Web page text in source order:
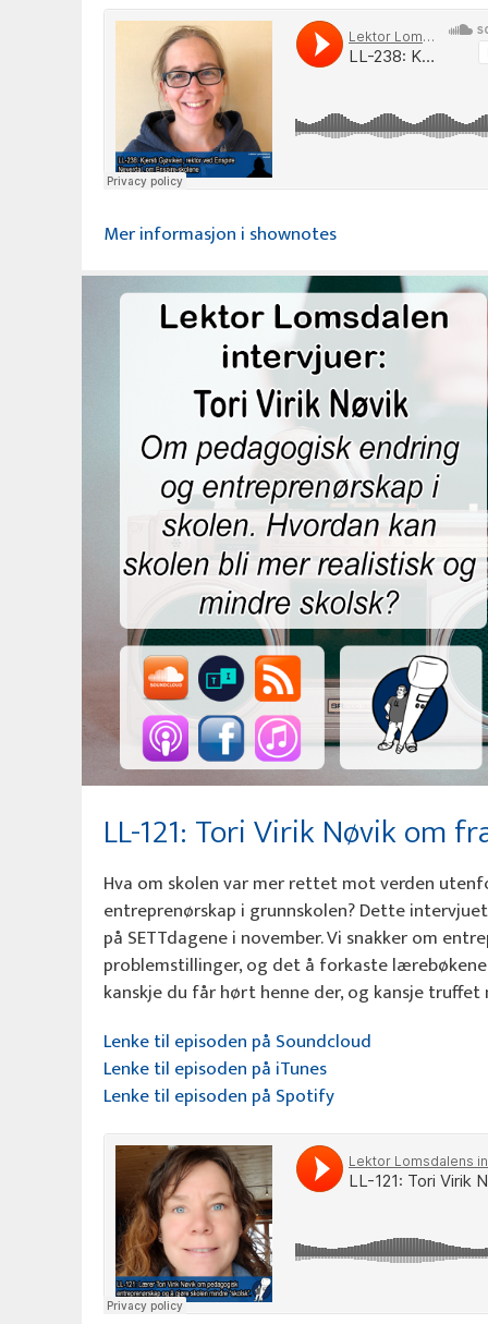
Mer informasjon i shownotes
LL-121: Tori Virik Nøvik om
Hva om skolen var mer rettet mot verden
entreprenørskap i grunnskolen? Dette
på SETTdagene i november. Vi snakker om
problemstillinger, og det å forkaste
kanskje du får hørt henne der, og kansje
Lenke til episoden på Soundcloud
Lenke til episoden på iTunes
Lenke til episoden på Spotify